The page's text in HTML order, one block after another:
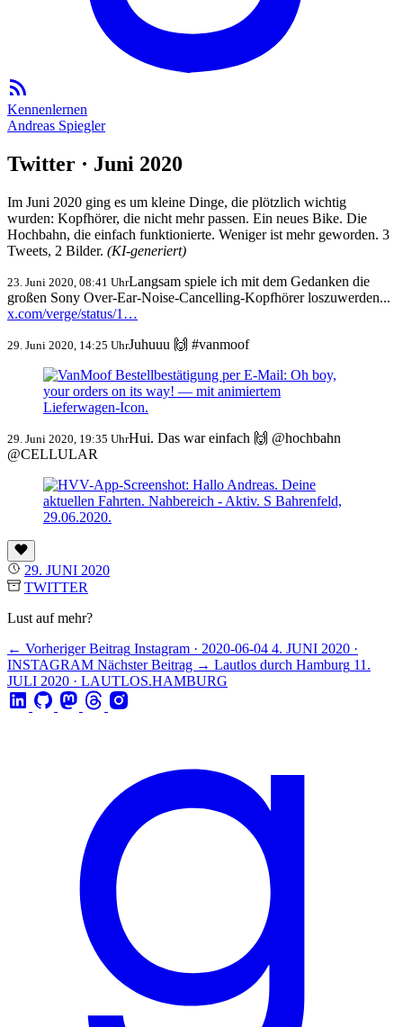
Kennenlernen
Andreas Spiegler
Twitter · Juni 2020
Im Juni 2020 ging es um kleine Dinge, die plötzlich wichtig
wurden: Kopfhörer, die nicht mehr passen. Ein neues Bike. Die
Hochbahn, die einfach funktionierte. Weniger ist mehr geworden. 3
Tweets, 2 Bilder. (KI-generiert)
23. Juni 2020, 08:41 UhrLangsam spiele ich mit dem Gedanken die
großen Sony Over-Ear-Noise-Cancelling-Kopfhörer loszuwerden...
x.com/verge/status/1…
29. Juni 2020, 14:25 UhrJuhuuu 🙌 #vanmoof
29. Juni 2020, 19:35 UhrHui. Das war einfach 🙌 @hochbahn
@CELLULAR
29. JUNI 2020
TWITTER
Lust auf mehr?
← Vorheriger Beitrag Instagram · 2020-06-04 4. JUNI 2020 ·
INSTAGRAM Nächster Beitrag → Lautlos durch Hamburg 11.
JULI 2020 · LAUTLOS.HAMBURG